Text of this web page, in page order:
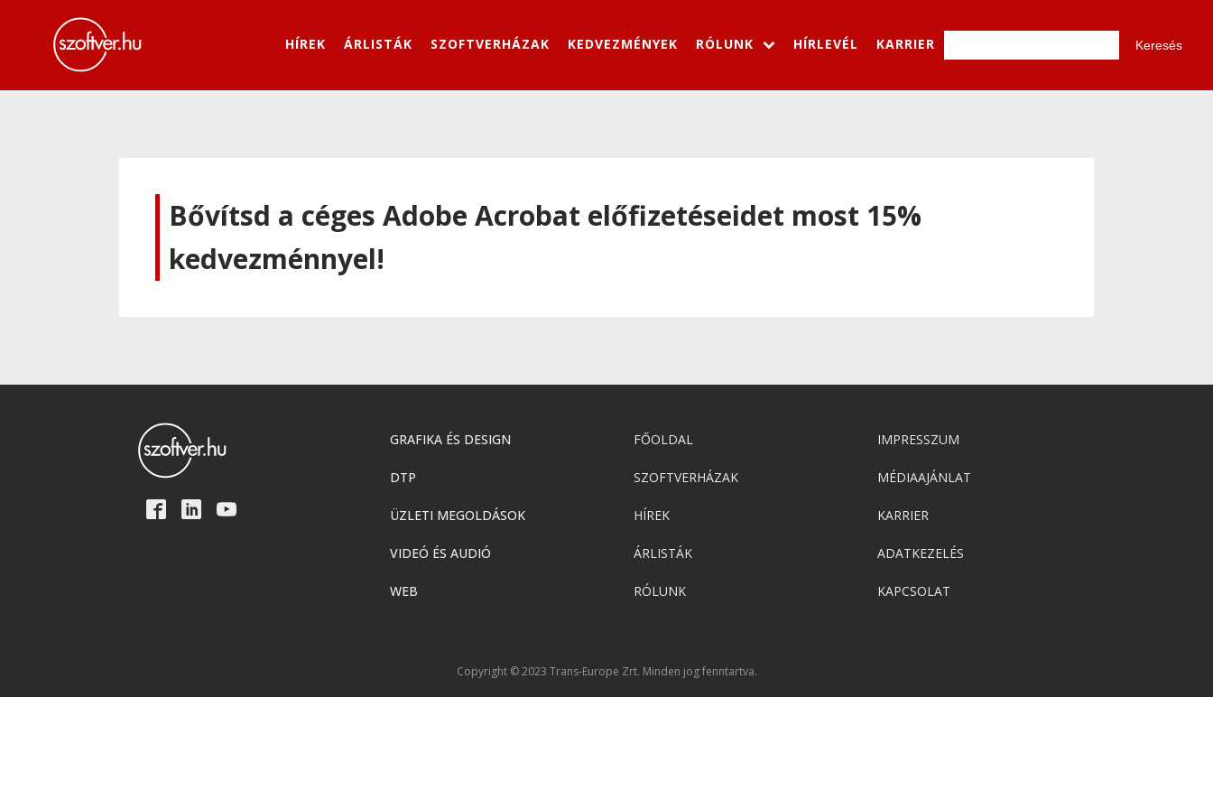
HÍREK ÁRLISTÁK SZOFTVERHÁZAK KEDVEZMÉNYEK RÓLUNK HÍRLEVÉL KARRIER
Bővítsd a céges Adobe Acrobat előfizetéseidet most 15%
kedvezménnyel!
GRAFIKA ÉS DESIGN
DTP
ÜZLETI MEGOLDÁSOK
VIDEÓ ÉS AUDIÓ
WEB
FŐOLDAL
SZOFTVERHÁZAK
HÍREK
ÁRLISTÁK
RÓLUNK
IMPRESSZUM
MÉDIAAJÁNLAT
KARRIER
ADATKEZELÉS
KAPCSOLAT
Copyright © 2023 Trans-Europe Zrt. Minden jog fenntartva.